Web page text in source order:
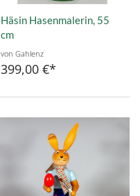
Häsin Hasenmalerin, 55
cm
von Gahlenz
399,00 €